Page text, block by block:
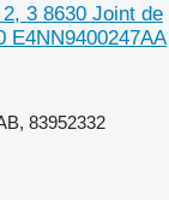
3 8630 Joint de
E4NN9400247AA
83952332